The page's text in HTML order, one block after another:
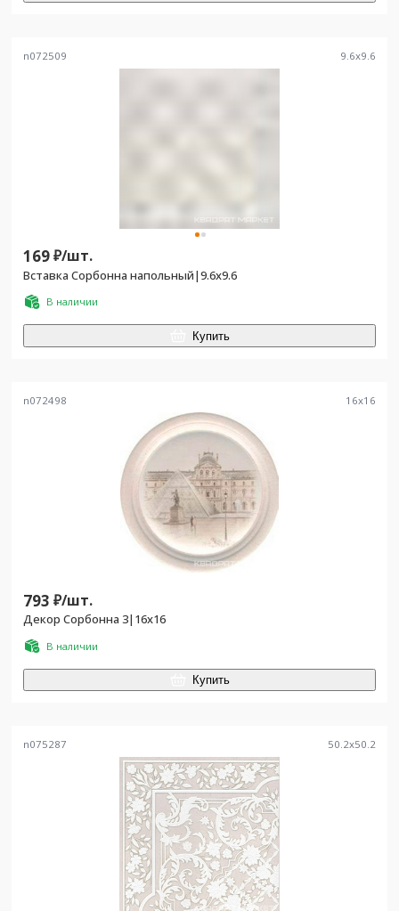
n072509 9.6x9.6
169₽/шт.
Вставка Сорбонна напольный|9.6x9.6
В наличии
Купить
n072498 16x16
793 ₽/шт.
Декор Сорбонна 3|16x16
В наличии
Купить
n075287 50.2x50.2